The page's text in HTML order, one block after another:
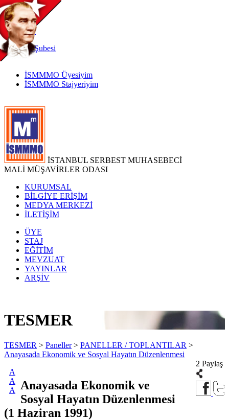
TR
|
EN
İnternetŞubesi
İSMMMO Üyesiyim
İSMMMO Stajyeriyim
İSTANBUL SERBEST MUHASEBECİ
MALİ MÜŞAVİRLER ODASI
KURUMSAL
BİLGİYE ERİŞİM
MEDYA MERKEZİ
İLETİŞİM
ÜYE
STAJ
EĞİTİM
MEVZUAT
YAYINLAR
ARŞİV
TESMER
TESMER > Paneller> PANELLER / TOPLANTILAR >
Anayasada Ekonomik ve Sosyal Hayatın Düzenlenmesi
A
A
A
2 Paylaş
Anayasada Ekonomik ve
Sosyal Hayatın Düzenlenmesi
(1 Haziran 1991)